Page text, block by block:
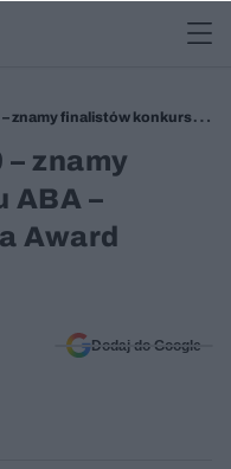
znamy finalistów konkursu
znamy
ABA –
Award
Dodaj do Google